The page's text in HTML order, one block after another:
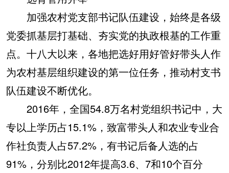
加强农村党支部书记队伍建设，始终是各级
党委抓基层打基础、夯实党的执政根基的工作重
点。十八大以来，各地把选好用好管好带头人作
为农村基层组织建设的第一位任务，推动村支书
队伍建设不断优化。
2016年，全国54.8万名村党组织书记中，大
专以上学历占15.1%，致富带头人和农业专业合
作社负责人占57.2%，有书记后备人选的占
91%，分别比2012年提高3.6、7和10个百分